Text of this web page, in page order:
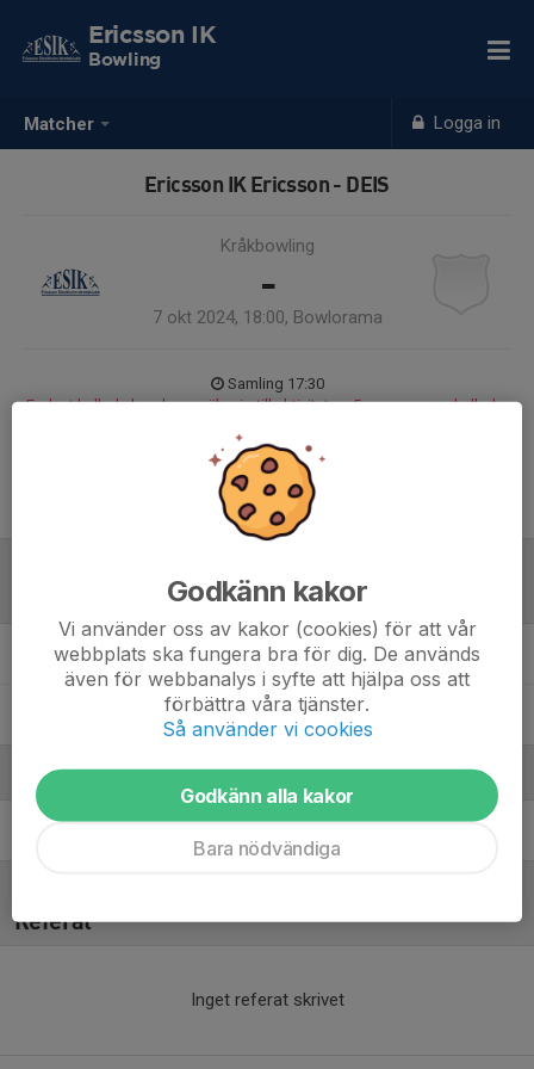
Matcher Logga in
Ericsson IK
Bowling
Ericsson IK Ericsson - DEIS
Kråkbowling
-
7 okt 2024, 18:00, Bowlorama
Samling 17:30
Endast kallade kunde anmäla sig till aktiviteten. 5 personer var kallade.
www.sbhf.se/ligaservice/index.php/serie/index?series=3
Kråkan 2024-10-07.pdf
Laguppställning
Bo Holmkvist
Karlo Kastelanac
Ledare
Referat
Inget referat skrivet
Godkänn kakor
Vi använder oss av kakor (cookies) för att vår
webbplats ska fungera bra för dig. De används
även för webbanalys i syfte att hjälpa oss att
förbättra våra tjänster.
Så använder vi cookies
Godkänn alla kakor
Bara nödvändiga